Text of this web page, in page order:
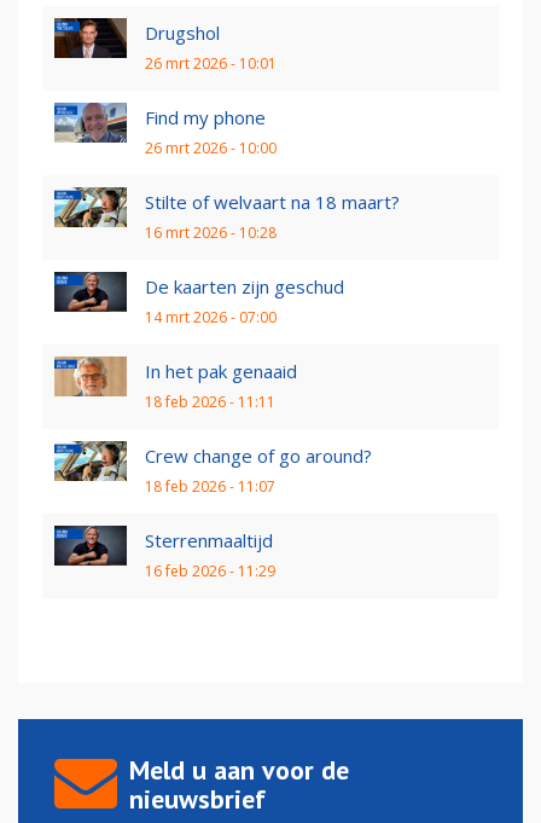
Drugshol
26 mrt 2026 - 10:01
Find my phone
26 mrt 2026 - 10:00
Stilte of welvaart na 18 maart?
16 mrt 2026 - 10:28
De kaarten zijn geschud
14 mrt 2026 - 07:00
In het pak genaaid
18 feb 2026 - 11:11
Crew change of go around?
18 feb 2026 - 11:07
Sterrenmaaltijd
16 feb 2026 - 11:29
Meld u aan voor de
nieuwsbrief